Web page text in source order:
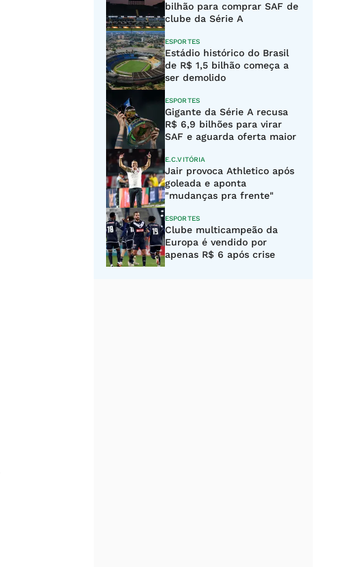
bilhão para comprar SAF de
clube da Série A
ESPORTES
Estádio histórico do Brasil
de R$ 1,5 bilhão começa a
ser demolido
ESPORTES
Gigante da Série A recusa
R$ 6,9 bilhões para virar
SAF e aguarda oferta maior
E.C.VITÓRIA
Jair provoca Athletico após
goleada e aponta
"mudanças pra frente"
ESPORTES
Clube multicampeão da
Europa é vendido por
apenas R$ 6 após crise